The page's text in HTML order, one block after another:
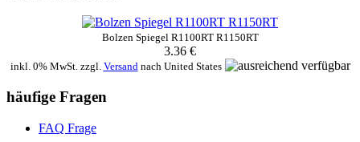
Bolzen Spiegel R1100RT R1150RT
3.36 €
inkl. 0% MwSt. zzgl. Versandnach United States
häufige Fragen
FAQ Frage